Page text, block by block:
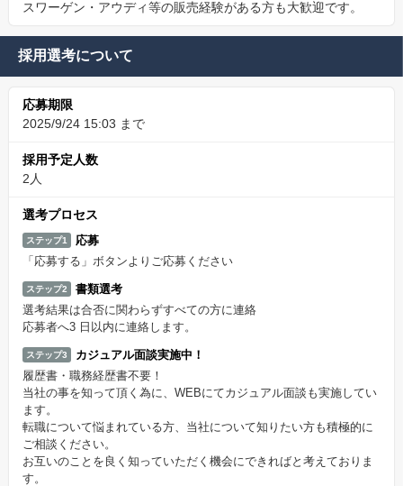
スワーゲン・アウディ等の販売経験がある方も大歓迎です。
採用選考について
応募期限
2025/9/24 15:03 まで
採用予定人数
2人
選考プロセス
ステップ1
応募
「応募する」ボタンよりご応募ください
ステップ2
書類選考
選考結果は合否に関わらずすべての方に連絡
応募者へ3 日以内に連絡します。
ステップ3
カジュアル面談実施中！
履歴書・職務経歴書不要！
当社の事を知って頂く為に、WEBにてカジュアル面談も実施してい
ます。
転職について悩まれている方、当社について知りたい方も積極的に
ご相談ください。
お互いのことを良く知っていただく機会にできればと考えておりま
す。